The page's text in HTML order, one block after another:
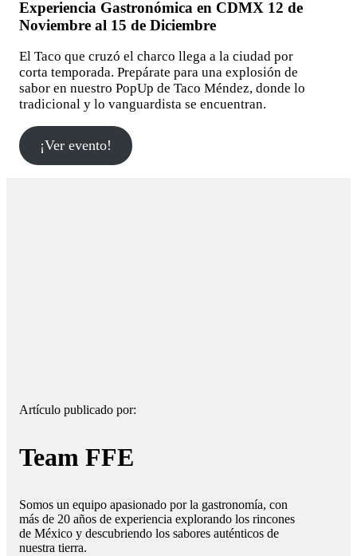
Experiencia Gastronómica en CDMX 12 de
Noviembre al 15 de Diciembre
El Taco que cruzó el charco llega a la ciudad por
corta temporada. Prepárate para una explosión de
sabor en nuestro PopUp de Taco Méndez, donde lo
tradicional y lo vanguardista se encuentran.
¡Ver evento!
Artículo publicado por:
Team FFE
Somos un equipo apasionado por la gastronomía, con
más de 20 años de experiencia explorando los rincones
de México y descubriendo los sabores auténticos de
nuestra tierra.